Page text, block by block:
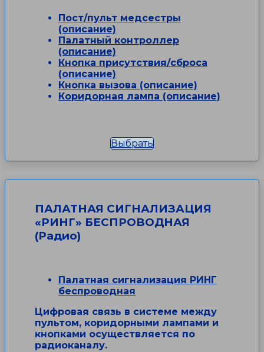
Пост/пульт медсестры
(описание)
Палатный контроллер
(описание)
Кнопка присутствия/сброса
(описание)
Кнопка вызова (описание)
Коридорная лампа (описание)
Выбрать
ПАЛАТНАЯ СИГНАЛИЗАЦИЯ
«РИНГ» БЕСПРОВОДНАЯ
(Радио)
Палатная сигнализация РИНГ
беспроводная
Цифровая связь в системе между
пультом, коридорными лампами и
кнопками осуществляется по
радиоканалу.